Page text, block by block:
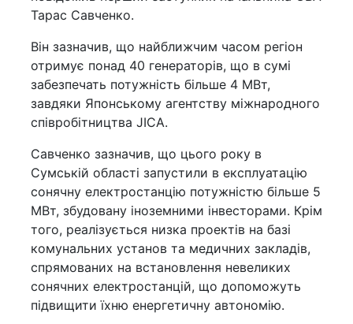
Тарас Савченко.
Він зазначив, що найближчим часом регіон
отримує понад 40 генераторів, що в сумі
забезпечать потужність більше 4 МВт,
завдяки Японському агентству міжнародного
співробітництва JICA.
Савченко зазначив, що цього року в
Сумській області запустили в експлуатацію
сонячну електростанцію потужністю більше 5
МВт, збудовану іноземними інвесторами. Крім
того, реалізується низка проектів на базі
комунальних установ та медичних закладів,
спрямованих на встановлення невеликих
сонячних електростанцій, що допоможуть
підвищити їхню енергетичну автономію.